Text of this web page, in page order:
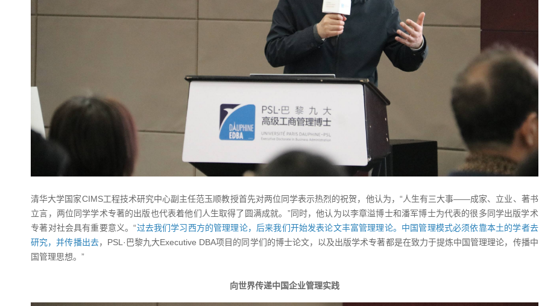
清华大学国家CIMS工程技术研究中心副主任范玉顺教授首先对两位同学表示热烈的祝贺，他认为，“人生有三大事——成家、立业、著书
立言，两位同学学术专著的出版也代表着他们人生取得了圆满成就。”同时，他认为以李章溢博士和潘军博士为代表的很多同学出版学术
专著对社会具有重要意义。“过去我们学习西方的管理理论，后来我们开始发表论文丰富管理理论。中国管理模式必须依靠本土的学者去
研究，并传播出去，PSL·巴黎九大Executive DBA项目的同学们的博士论文，以及出版学术专著都是在致力于提炼中国管理理论，传播中
国管理思想。”
向世界传递中国企业管理实践